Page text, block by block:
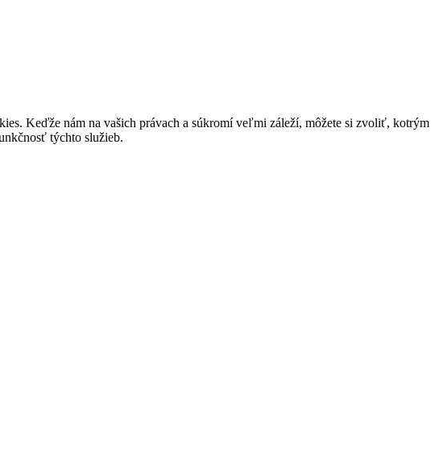
Keďže nám na vašich právach a súkromí veľmi záleží, môžete si zvoliť, kotrým
týchto služieb.